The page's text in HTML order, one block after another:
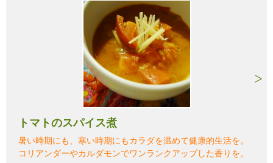
トマトのスパイス煮
暑い時期にも、寒い時期にもカラダを温めて健康的生活を。
コリアンダーやカルダモンでワンランクアップした香りを。